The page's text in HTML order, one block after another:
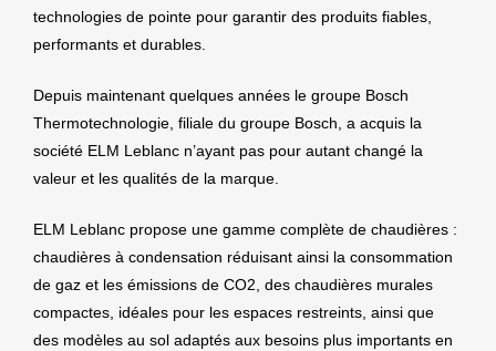
technologies de pointe pour garantir des produits fiables,
performants et durables.
Depuis maintenant quelques années le groupe Bosch
Thermotechnologie, filiale du groupe Bosch, a acquis la
société ELM Leblanc n’ayant pas pour autant changé la
valeur et les qualités de la marque.
ELM Leblanc propose une gamme complète de chaudières :
chaudières à condensation réduisant ainsi la consommation
de gaz et les émissions de CO2, des chaudières murales
compactes, idéales pour les espaces restreints, ainsi que
des modèles au sol adaptés aux besoins plus importants en